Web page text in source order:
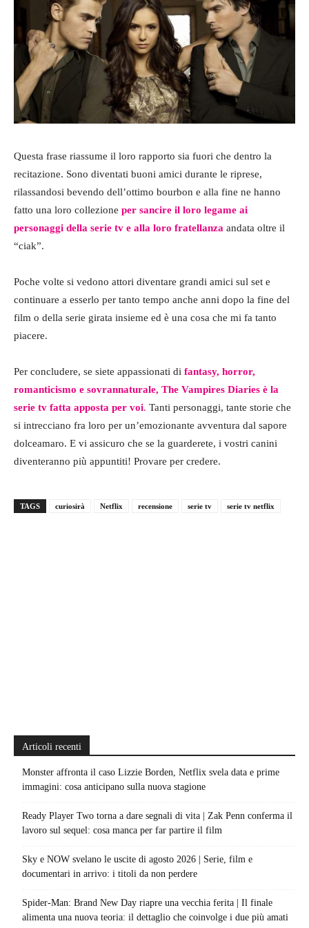
Questa frase riassume il loro rapporto sia fuori che dentro la
recitazione. Sono diventati buoni amici durante le riprese,
rilassandosi bevendo dell’ottimo bourbon e alla fine ne hanno
fatto una loro collezione per sancire il loro legame ai
personaggi della serie tv e alla loro fratellanza andata oltre il
“ciak”.
Poche volte si vedono attori diventare grandi amici sul set e
continuare a esserlo per tanto tempo anche anni dopo la fine del
film o della serie girata insieme ed è una cosa che mi fa tanto
piacere.
Per concludere, se siete appassionati di fantasy, horror,
romanticismo e sovrannaturale, The Vampires Diaries è la
serie tv fatta apposta per voi. Tanti personaggi, tante storie che
si intrecciano fra loro per un’emozionante avventura dal sapore
dolceamaro. E vi assicuro che se la guarderete, i vostri canini
diventeranno più appuntiti! Provare per credere.
TAGS curiosirà Netflix recensione serie tv serie tv netflix
Articoli recenti
Monster affronta il caso Lizzie Borden, Netflix svela data e prime
immagini: cosa anticipano sulla nuova stagione
Ready Player Two torna a dare segnali di vita | Zak Penn conferma il
lavoro sul sequel: cosa manca per far partire il film
Sky e NOW svelano le uscite di agosto 2026 | Serie, film e
documentari in arrivo: i titoli da non perdere
Spider-Man: Brand New Day riapre una vecchia ferita | Il finale
alimenta una nuova teoria: il dettaglio che coinvolge i due più amati